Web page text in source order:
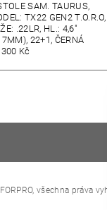
SAM. TAURUS,
TX22 GEN2 T.O.R.O,
.22LR, HL.: 4,6"
22+1, ČERNÁ
Kč
všechna práva